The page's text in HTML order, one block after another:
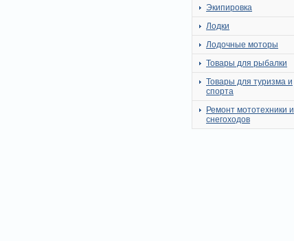
Экипировка
Лодки
Лодочные моторы
Товары для рыбалки
Товары для туризма и
спорта
Ремонт мототехники и
снегоходов